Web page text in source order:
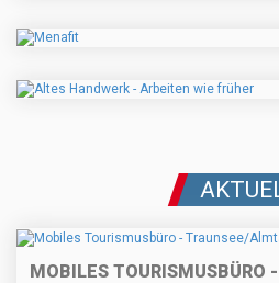
MOBILES TOURISMUSBÜRO